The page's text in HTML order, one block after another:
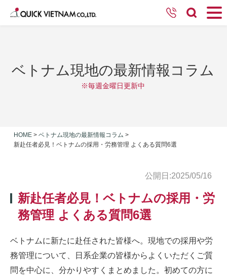
ベトナム現地の最新情報コラム
※毎週金曜日更新中
HOME > ベトナム現地の最新情報コラム >
新赴任者必見！ベトナムの採用・労務管理 よくある質問6選
公開日:2025/05/16
新赴任者必見！ベトナムの採用・労
務管理 よくある質問6選
ベトナムに新たに赴任された皆様へ。現地での採用や労
務管理について、日系企業の皆様からよくいただくご質
問を中心に、分かりやすくまとめました。初めての方に